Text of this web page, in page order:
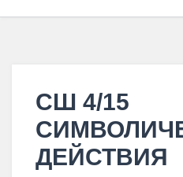
СШ 4/15
ДЕЙСТВИЯ